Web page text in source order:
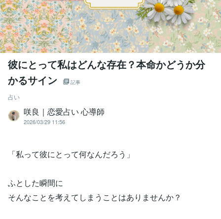
彼にとって私はどんな存在？本命かどうか分
かるサイン
記事
占い
咲良｜恋愛占い 心導師
2026/03/29 11:56
「私って彼にとって何なんだろう」
ふとした瞬間に
そんなことを考えてしまうことはありませんか？